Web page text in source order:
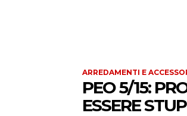
ARREDAMENTI E
PEO 5/15:
ESSERE